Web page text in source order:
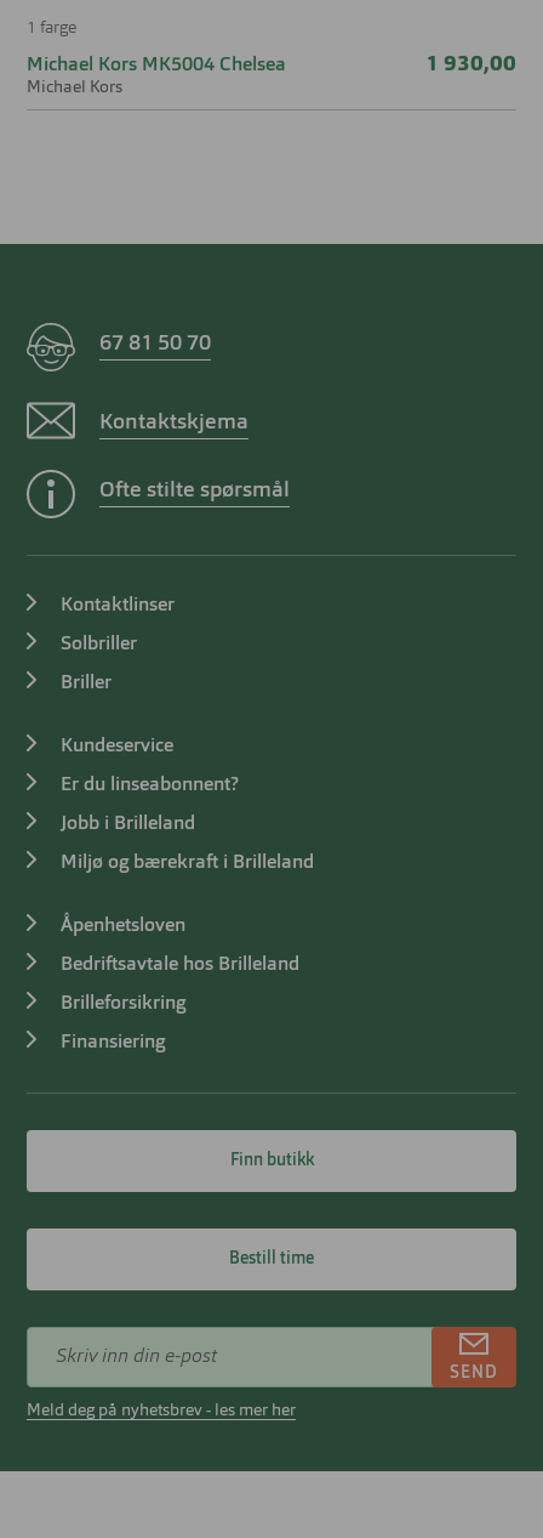
1 farge
Michael Kors MK5004 Chelsea
Michael Kors
1 930,00
67 81 50 70
Kontaktskjema
Ofte stilte spørsmål
Kontaktlinser
Solbriller
Briller
Kundeservice
Er du linseabonnent?
Jobb i Brilleland
Miljø og bærekraft i Brilleland
Åpenhetsloven
Bedriftsavtale hos Brilleland
Brilleforsikring
Finansiering
Finn butikk
Bestill time
SEND
Meld deg på nyhetsbrev - les mer her